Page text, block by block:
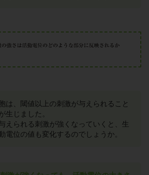
は、閾値以上の刺激が与えられること
生じました。
えられる刺激が強くなっていくと、生
電位の値も変化するのでしょうか。